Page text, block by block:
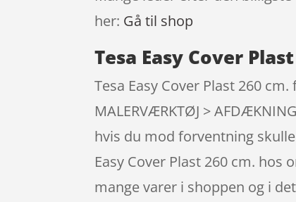
her: Gå til shop
Tesa Easy Cover
Tesa Easy Cover Plast 260
MALERVÆRKTØJ >
hvis du mod forventning
Easy Cover Plast 260 cm.
mange varer i shoppen og i